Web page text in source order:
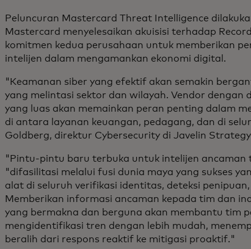
Peluncuran Mastercard Threat Intelligence
Mastercard menyelesaikan akuisisi terhadap
komitmen kedua perusahaan untuk memberikan
intelijen dalam mengamankan ekonomi digital.
"Keamanan siber yang efektif akan semakin
yang melintasi sektor dan wilayah. Vendor dengan
yang luas akan memainkan peran penting dalam
di antara layanan keuangan, pedagang, dan di
Goldberg, direktur Cybersecurity di Javelin Strategy
"Pintu-pintu baru terbuka untuk intelijen
"difasilitasi melalui fusi dunia maya yang sukses
alat di seluruh verifikasi identitas, deteksi
Memberikan informasi ancaman kepada tim dan
yang bermakna dan berguna akan membantu tim
mengidentifikasi tren dengan lebih mudah,
beralih dari respons reaktif ke mitigasi proaktif."